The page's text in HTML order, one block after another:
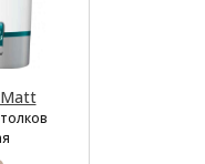
Matt